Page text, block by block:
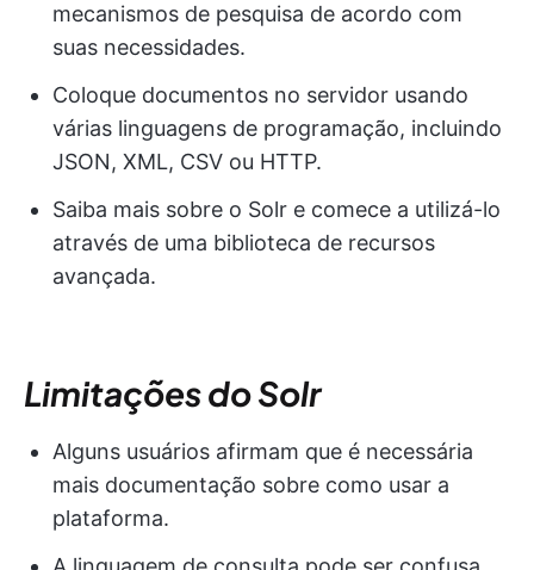
mecanismos de pesquisa de acordo com
suas necessidades.
Coloque documentos no servidor usando
várias linguagens de programação, incluindo
JSON, XML, CSV ou HTTP.
Saiba mais sobre o Solr e comece a utilizá-lo
através de uma biblioteca de recursos
avançada.
Limitações do Solr
Alguns usuários afirmam que é necessária
mais documentação sobre como usar a
plataforma.